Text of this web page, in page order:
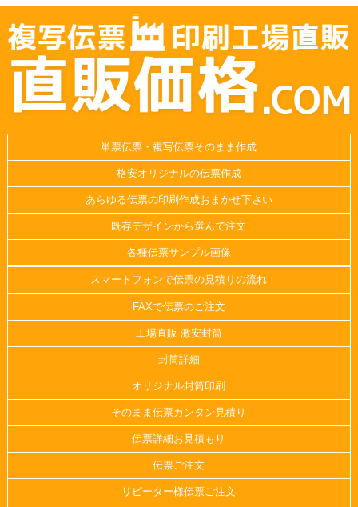
単票伝票・複写伝票そのまま作成
格安オリジナルの伝票作成
あらゆる伝票の印刷作成おまかせ下さい
既存デザインから選んで注文
各種伝票サンプル画像
スマートフォンで伝票の見積りの流れ
FAXで伝票のご注文
工場直販 激安封筒
封筒詳細
オリジナル封筒印刷
そのまま伝票カンタン見積り
伝票詳細お見積もり
伝票ご注文
リピーター様伝票ご注文